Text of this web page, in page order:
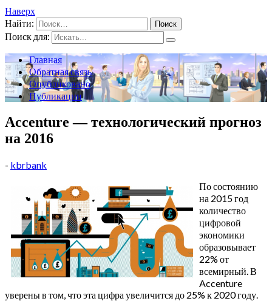
Наверх
Найти:
Поиск для:
Главная
Обратная связь
Опубликовано
Публикации
Accenture — технологический прогноз
на 2016
- kbrbank
По состоянию
на 2015 год
количество
цифровой
экономики
образовывает
22% от
всемирный. В
Accenture
уверены в том, что эта цифра увеличится до 25% к 2020 году.